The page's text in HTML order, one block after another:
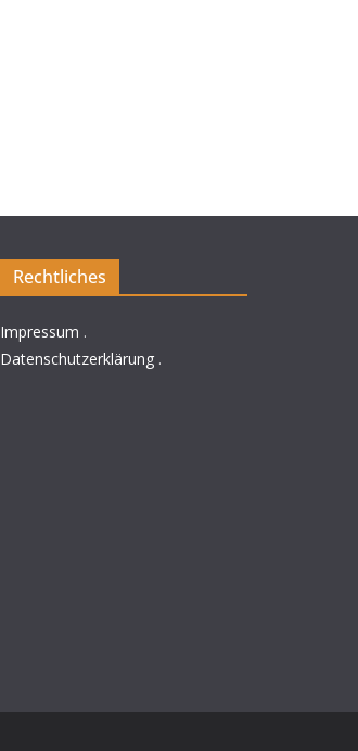
Rechtliches
Impressum .
Datenschutzerklärung .